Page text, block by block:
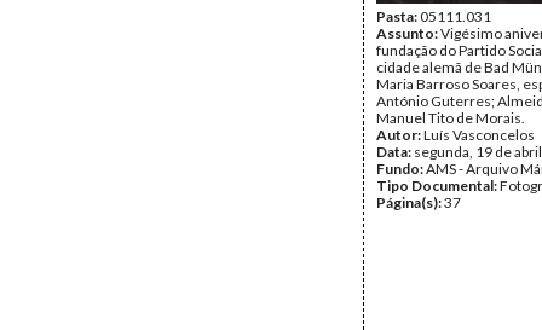
Pasta:05111.031
Assunto:Vigésimo
fundação do Partido
cidade alemã de Bad
Maria Barroso Soares,
António Guterres;
Manuel Tito de Morais.
Autor:Luís Vasconcelos
Data: segunda, 19 de
Fundo:AMS - Arquivo
Tipo Documental:
Página(s):37